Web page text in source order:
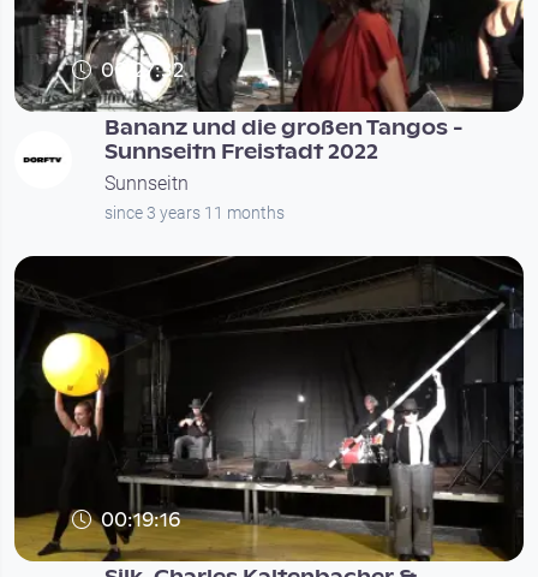
00:27:32
Bananz und die großen Tangos -
Sunnseitn Freistadt 2022
Sunnseitn
since 3 years 11 months
00:19:16